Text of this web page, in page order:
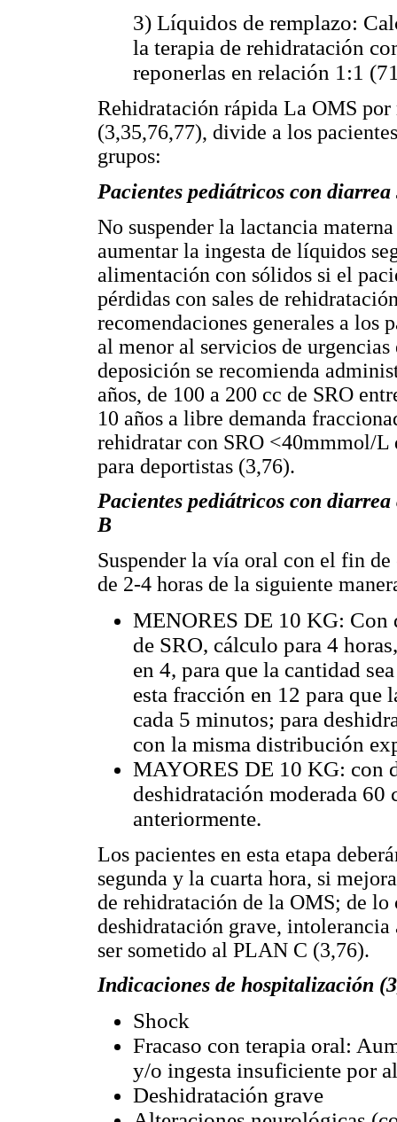
3) Líquidos de remplazo:
la terapia de rehidratación
reponerlas en relación 1:1
Rehidratación rápida La OMS
(3,35,76,77), divide a los
grupos:
Pacientes pediátricos con
No suspender la lactancia
aumentar la ingesta de líquidos
alimentación con sólidos si el
pérdidas con sales de
recomendaciones generales a los
al menor al servicios de urgencias
deposición se recomienda
años, de 100 a 200 cc de SRO
10 años a libre demanda
rehidratar con SRO <40mmmol/L
para deportistas (3,76).
Pacientes pediátricos con
B
Suspender la vía oral con el fin
de 2-4 horas de la siguiente
MENORES DE 10 KG: Con
de SRO, cálculo para 4
en 4, para que la cantidad
esta fracción en 12 para que
cada 5 minutos; para
con la misma distribución
MAYORES DE 10 KG: con
deshidratación moderada
anteriormente.
Los pacientes en esta etapa
segunda y la cuarta hora, si
de rehidratación de la OMS; de lo
deshidratación grave,
ser sometido al PLAN C (3,76).
Indicaciones de hospitalización
Shock
Fracaso con terapia oral:
y/o ingesta insuficiente por
Deshidratación grave